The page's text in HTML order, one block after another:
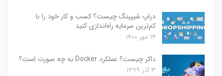
دراپ شیپینگ چیست؟ کسب و کار خود را با
کم‌ترین سرمایه راه‌اندازی کنید
۱۴ مهر ۱۴۰۰
داکر چیست؟ عملکرد Docker به چه صورت است؟
۳ آذر ۱۳۹۹